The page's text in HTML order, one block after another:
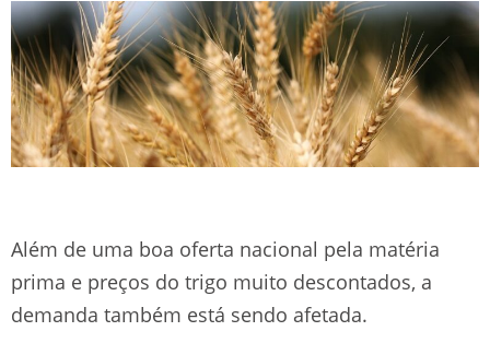
Além de uma boa oferta nacional pela matéria
prima e preços do trigo muito descontados, a
demanda também está sendo afetada.